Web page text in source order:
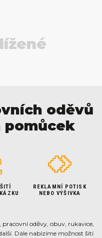
oděvů
pomůcek
REKLAMNÍ POTISK
NEBO VÝŠIVKA
oděvy, obuv, rukavice,
Dále nabízíme možnost šití